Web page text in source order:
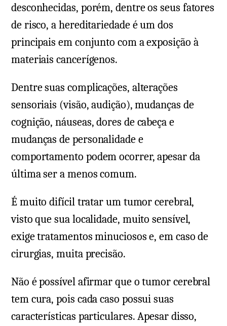
desconhecidas, porém, dentre os seus fatores
de risco, a hereditariedade é um dos
principais em conjunto com a exposição à
materiais cancerígenos.
Dentre suas complicações, alterações
sensoriais (visão, audição), mudanças de
cognição, náuseas, dores de cabeça e
mudanças de personalidade e
comportamento podem ocorrer, apesar da
última ser a menos comum.
É muito difícil tratar um tumor cerebral,
visto que sua localidade, muito sensível,
exige tratamentos minuciosos e, em caso de
cirurgias, muita precisão.
Não é possível afirmar que o tumor cerebral
tem cura, pois cada caso possui suas
características particulares. Apesar disso,